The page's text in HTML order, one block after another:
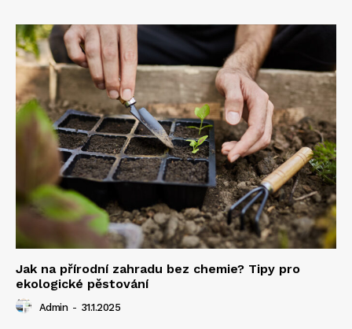
Jak na přírodní zahradu bez chemie? Tipy pro
ekologické pěstování
Admin - 31.1.2025